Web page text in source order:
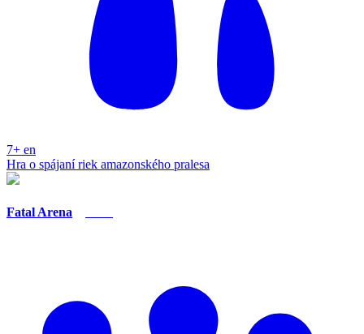
7+ en
Hra o spájaní riek amazonského pralesa
Fatal Arena